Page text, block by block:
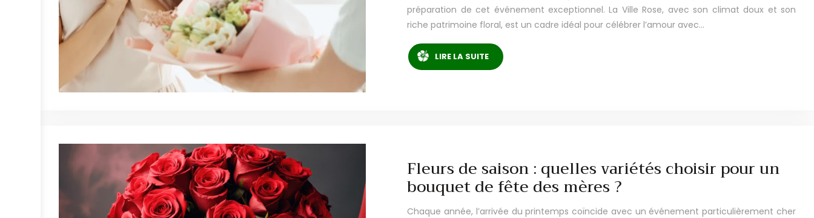
préparation de cet événement exceptionnel. La Ville Rose, avec son climat doux et son
riche patrimoine floral, est un cadre idéal pour célébrer l’amour avec…
LIRE LA SUITE
Fleurs de saison : quelles variétés choisir pour un
bouquet de fête des mères ?
Chaque année, l’arrivée du printemps coïncide avec un événement particulièrement cher